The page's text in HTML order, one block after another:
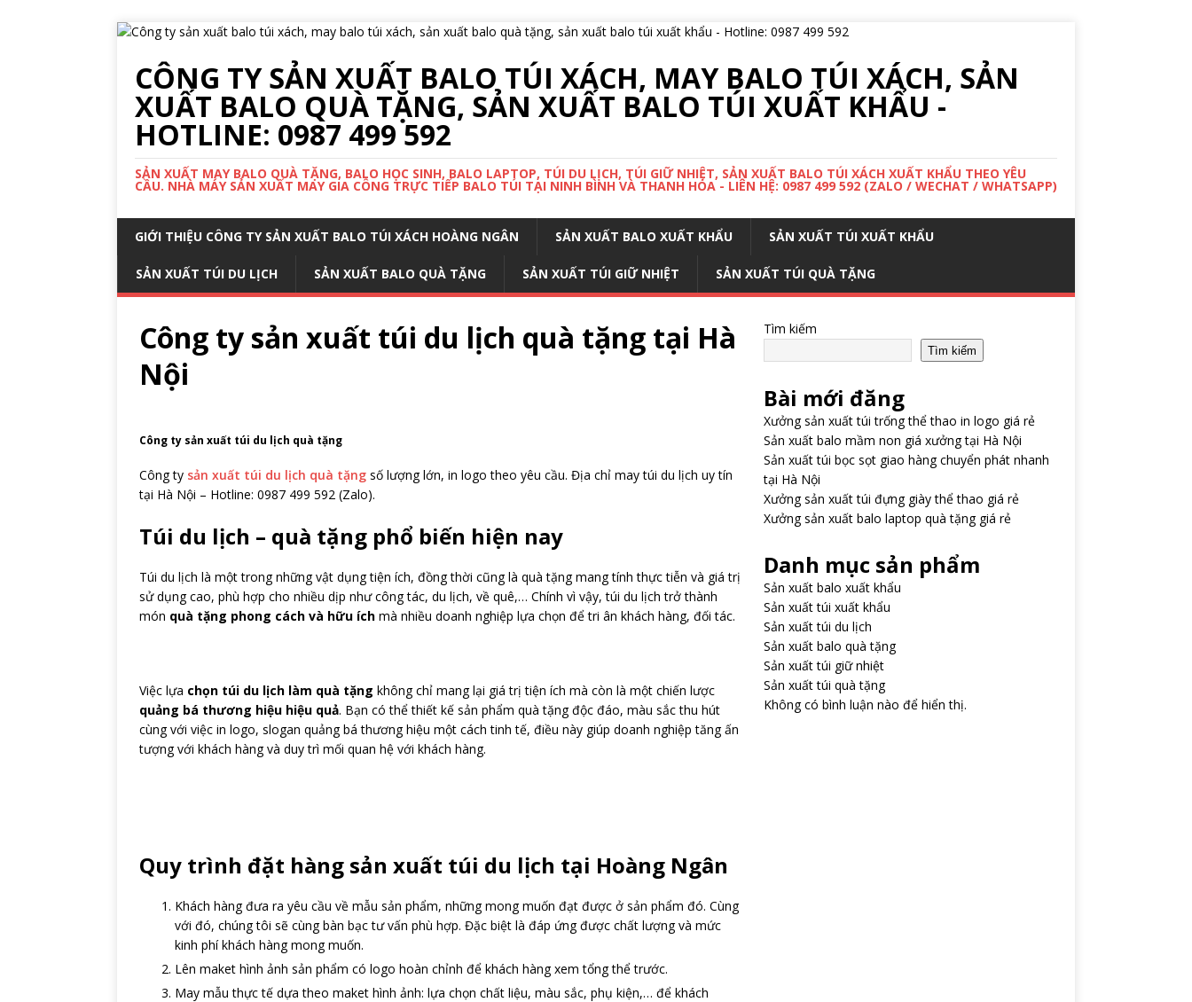
CÔNG TY SẢN XUẤT BALO TÚI XÁCH, MAY BALO TÚI XÁCH, SẢN
XUẤT BALO QUÀ TẶNG, SẢN XUẤT BALO TÚI XUẤT KHẨU -
HOTLINE: 0987 499 592
SẢN XUẤT MAY BALO QUÀ TẶNG, BALO HỌC SINH, BALO LAPTOP, TÚI DU LỊCH, TÚI GIỮ NHIỆT, SẢN XUẤT BALO TÚI XÁCH XUẤT KHẨU THEO YÊU
CẦU. NHÀ MÁY SẢN XUẤT MAY GIA CÔNG TRỰC TIẾP BALO TÚI TẠI NINH BÌNH VÀ THANH HÓA - LIÊN HỆ: 0987 499 592 (ZALO / WECHAT / WHATSAPP)
GIỚI THIỆU CÔNG TY SẢN XUẤT BALO TÚI XÁCH HOÀNG NGÂN SẢN XUẤT BALO XUẤT KHẨU SẢN XUẤT TÚI XUẤT KHẨU
SẢN XUẤT TÚI DU LỊCH SẢN XUẤT BALO QUÀ TẶNG SẢN XUẤT TÚI GIỮ NHIỆT SẢN XUẤT TÚI QUÀ TẶNG
Công ty sản xuất túi du lịch quà tặng tại Hà
Nội
Công ty sản xuất túi du lịch quà tặng
Công ty sản xuất túi du lịch quà tặng số lượng lớn, in logo theo yêu cầu. Địa chỉ may túi du lịch uy tín
tại Hà Nội – Hotline: 0987 499 592 (Zalo).
Túi du lịch – quà tặng phổ biến hiện nay
Túi du lịch là một trong những vật dụng tiện ích, đồng thời cũng là quà tặng mang tính thực tiễn và giá trị
sử dụng cao, phù hợp cho nhiều dịp như công tác, du lịch, về quê,… Chính vì vậy, túi du lịch trở thành
món quà tặng phong cách và hữu ích mà nhiều doanh nghiệp lựa chọn để tri ân khách hàng, đối tác.
Việc lựa chọn túi du lịch làm quà tặng không chỉ mang lại giá trị tiện ích mà còn là một chiến lược
quảng bá thương hiệu hiệu quả. Bạn có thể thiết kế sản phẩm quà tặng độc đáo, màu sắc thu hút
cùng với việc in logo, slogan quảng bá thương hiệu một cách tinh tế, điều này giúp doanh nghiệp tăng ấn
tượng với khách hàng và duy trì mối quan hệ với khách hàng.
Quy trình đặt hàng sản xuất túi du lịch tại Hoàng Ngân
Khách hàng đưa ra yêu cầu về mẫu sản phẩm, những mong muốn đạt được ở sản phẩm đó. Cùng
với đó, chúng tôi sẽ cùng bàn bạc tư vấn phù hợp. Đặc biệt là đáp ứng được chất lượng và mức
kinh phí khách hàng mong muốn.
Lên maket hình ảnh sản phẩm có logo hoàn chỉnh để khách hàng xem tổng thể trước.
May mẫu thực tế dựa theo maket hình ảnh: lựa chọn chất liệu, màu sắc, phụ kiện,… để khách
Tìm kiếm
Tìm kiếm
Bài mới đăng
Xưởng sản xuất túi trống thể thao in logo giá rẻ
Sản xuất balo mầm non giá xưởng tại Hà Nội
Sản xuất túi bọc sọt giao hàng chuyển phát nhanh
tại Hà Nội
Xưởng sản xuất túi đựng giày thể thao giá rẻ
Xưởng sản xuất balo laptop quà tặng giá rẻ
Danh mục sản phẩm
Sản xuất balo xuất khẩu
Sản xuất túi xuất khẩu
Sản xuất túi du lịch
Sản xuất balo quà tặng
Sản xuất túi giữ nhiệt
Sản xuất túi quà tặng
Không có bình luận nào để hiển thị.